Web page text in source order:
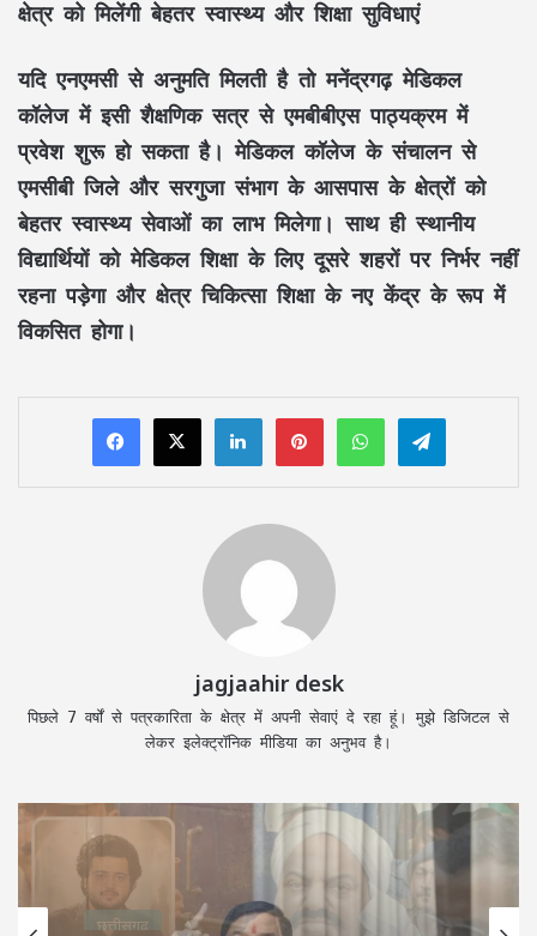
क्षेत्र को मिलेंगी बेहतर स्वास्थ्य और शिक्षा सुविधाएं
यदि एनएमसी से अनुमति मिलती है तो मनेंद्रगढ़ मेडिकल
कॉलेज में इसी शैक्षणिक सत्र से एमबीबीएस पाठ्यक्रम में
प्रवेश शुरू हो सकता है। मेडिकल कॉलेज के संचालन से
एमसीबी जिले और सरगुजा संभाग के आसपास के क्षेत्रों को
बेहतर स्वास्थ्य सेवाओं का लाभ मिलेगा। साथ ही स्थानीय
विद्यार्थियों को मेडिकल शिक्षा के लिए दूसरे शहरों पर निर्भर नहीं
रहना पड़ेगा और क्षेत्र चिकित्सा शिक्षा के नए केंद्र के रूप में
विकसित होगा।
LinkedInPinterestWhatsAppTelegram
jagjaahir desk
पिछले 7 वर्षों से पत्रकारिता के क्षेत्र में अपनी सेवाएं दे रहा हूं। मुझे डिजिटल से
लेकर इलेक्ट्रॉनिक मीडिया का अनुभव है।
छत्तीसगढ़